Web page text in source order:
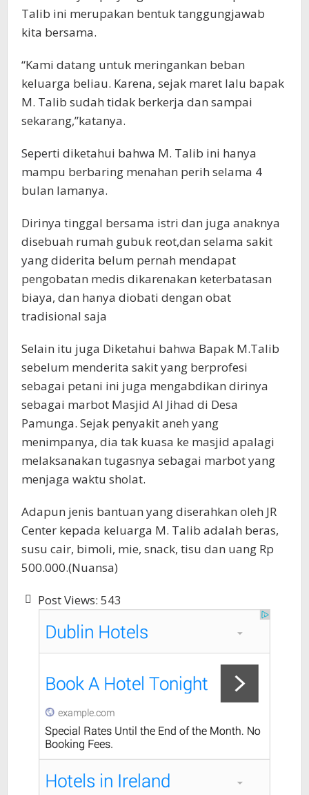
Talib ini merupakan bentuk tanggungjawab
kita bersama.
“Kami datang untuk meringankan beban
keluarga beliau. Karena, sejak maret lalu bapak
M. Talib sudah tidak berkerja dan sampai
sekarang,”katanya.
Seperti diketahui bahwa M. Talib ini hanya
mampu berbaring menahan perih selama 4
bulan lamanya.
Dirinya tinggal bersama istri dan juga anaknya
disebuah rumah gubuk reot,dan selama sakit
yang diderita belum pernah mendapat
pengobatan medis dikarenakan keterbatasan
biaya, dan hanya diobati dengan obat
tradisional saja
Selain itu juga Diketahui bahwa Bapak M.Talib
sebelum menderita sakit yang berprofesi
sebagai petani ini juga mengabdikan dirinya
sebagai marbot Masjid Al Jihad di Desa
Pamunga. Sejak penyakit aneh yang
menimpanya, dia tak kuasa ke masjid apalagi
melaksanakan tugasnya sebagai marbot yang
menjaga waktu sholat.
Adapun jenis bantuan yang diserahkan oleh JR
Center kepada keluarga M. Talib adalah beras,
susu cair, bimoli, mie, snack, tisu dan uang Rp
500.000.(Nuansa)
Post Views: 543